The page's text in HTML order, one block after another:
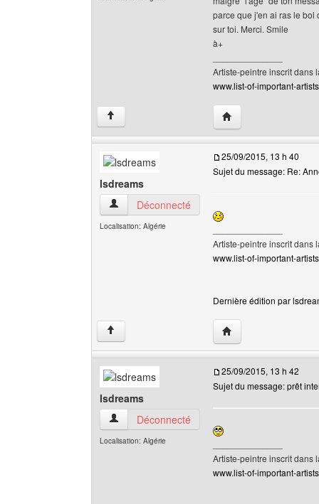
parce que j'en ai ras le bol
sur toi. Merci. Smile
à+
Artiste-peintre inscrit dans
www.list-of-important-
↑ Visiter le site web
lsdreams
lsdreams Voir le profil de l'utilisateur
Déconnecté
Localisation: Algérie
25/09/2015, 13 h 40
Sujet du message: Re:
Artiste-peintre inscrit dans
www.list-of-important-
Dernière édition par
↑ Visiter le site web
lsdreams
lsdreams Voir le profil de l'utilisateur
Déconnecté
Localisation: Algérie
25/09/2015, 13 h 42
Sujet du message: prêt
Artiste-peintre inscrit dans
www.list-of-important-